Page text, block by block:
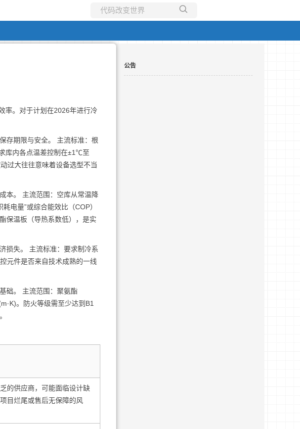
率。对于计划在2026年进行冷
存期限与安全。 主流标准：根
库内各点温差控制在±1℃至
过大往往意味着设备选型不当
本。 主流范围：空库从常温降
电量”或综合能效比（COP）
保温板（导热系数低），是实
损失。 主流标准：要求制冷系
元件是否来自技术成熟的一线
础。 主流范围：聚氨酯
。防火等级需至少达到B1
的供应商，可能面临设计缺
目烂尾或售后无保障的风
公告